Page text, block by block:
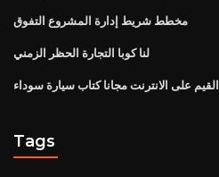
مخطط شريط إدارة المشروع التفوق
لنا كوبا التجارة الحظر الزمني
القيم على الانترنت مجانا كتاب سيارة سوداء
Tags